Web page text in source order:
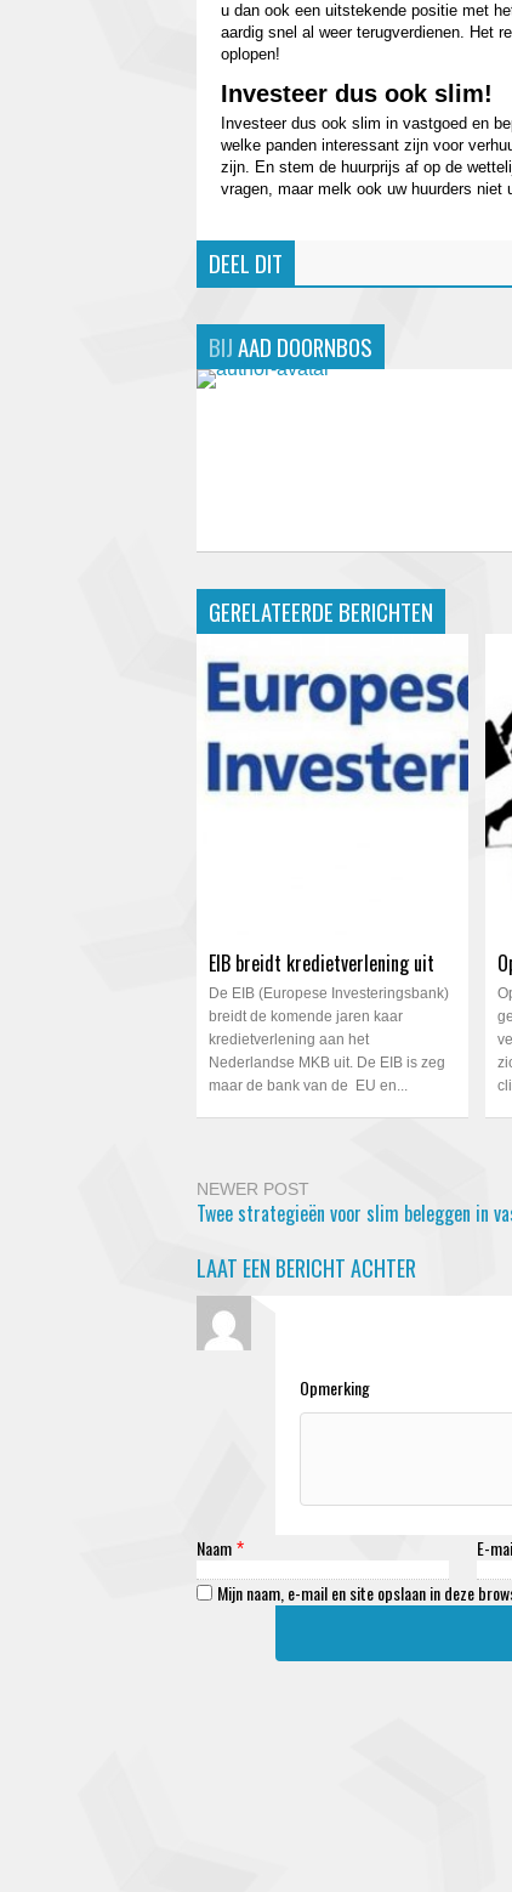
u dan ook een uitstekende positie met
aardig snel al weer terugverdienen. Het
oplopen!
Investeer dus ook slim!
Investeer dus ook slim in vastgoed en
welke panden interessant zijn voor
zijn. En stem de huurprijs af op de
vragen, maar melk ook uw huurders
DEEL DIT
BIJAAD DOORNBOS
GERELATEERDE BERICHTEN
EIB breidt kredietverlening uit
De EIB (Europese Investeringsbank)
breidt de komende jaren kaar
kredietverlening aan het
Nederlandse MKB uit. De EIB is zeg
maar de bank van de EU en...
NEWER POST
Twee strategieën voor slim beleggen in
LAAT EEN BERICHT ACHTER
Opmerking
Naam * E-
Mijn naam, e-mail en site opslaan in deze